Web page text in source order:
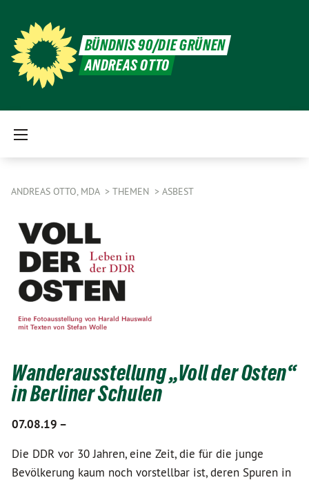
BÜNDNIS 90/DIE GRÜNEN
ANDREAS OTTO
ANDREAS OTTO, MDA THEMEN ASBEST
Wanderausstellung „Voll der Osten“
in Berliner Schulen
07.08.19 –
Die DDR vor 30 Jahren, eine Zeit, die für die junge
Bevölkerung kaum noch vorstellbar ist, deren Spuren in